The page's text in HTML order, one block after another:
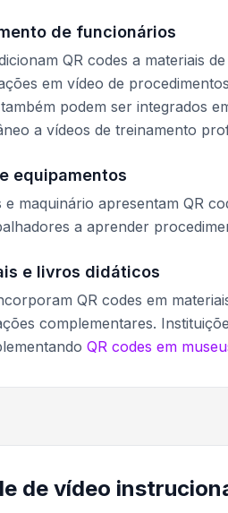
de funcionários
QR codes a materiais
em vídeo de
podem ser integrados
a vídeos de treinamento
equipamentos
e maquinário apresentam QR
a aprender
e livros didáticos
QR codes em
complementares.
QR codes em
de vídeo